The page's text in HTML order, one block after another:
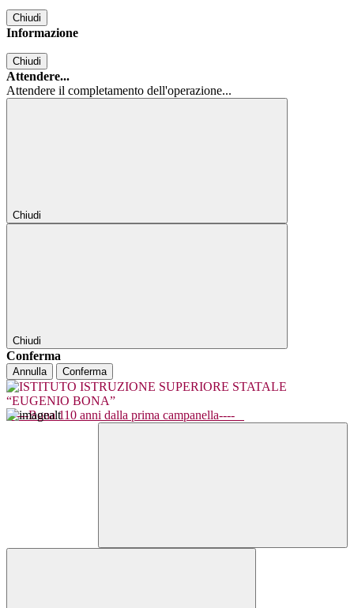
Chiudi
Informazione
Chiudi
Attendere...
Attendere il completamento dell'operazione...
Chiudi
Chiudi
Conferma
Annulla Conferma
----Bona 110 anni dalla prima campanella----